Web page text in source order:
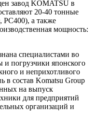
завод KOMATSU в
20-40 тонные
PC400), а также
мощность:
специалистами во
и погрузчики японского
и неприхотливого
в состав Komatsu Group
на выпуск
для предприятий
организаций и